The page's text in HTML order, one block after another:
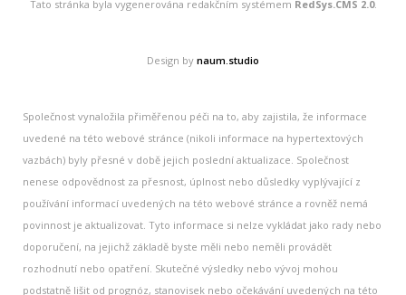
Tato stránka byla vygenerována redakčním systémem RedSys.CMS 2.0.
Design by naum.studio
Společnost vynaložila přiměřenou péči na to, aby zajistila, že informace
uvedené na této webové stránce (nikoli informace na hypertextových
vazbách) byly přesné v době jejich poslední aktualizace. Společnost
nenese odpovědnost za přesnost, úplnost nebo důsledky vyplývající z
používání informací uvedených na této webové stránce a rovněž nemá
povinnost je aktualizovat. Tyto informace si nelze vykládat jako rady nebo
doporučení, na jejichž základě byste měli nebo neměli provádět
rozhodnutí nebo opatření. Skutečné výsledky nebo vývoj mohou
podstatně lišit od prognóz, stanovisek nebo očekávání uvedených na této